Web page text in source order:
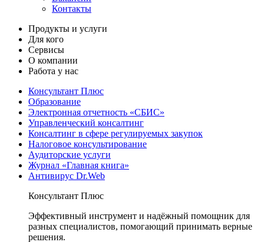
Контакты
Продукты и услуги
Для кого
Сервисы
О компании
Работа у нас
Консультант Плюс
Образование
Электронная отчетность «СБИС»
Управленческий консалтинг
Консалтинг в сфере регулируемых закупок
Налоговое консультирование
Аудиторские услуги
Журнал «Главная книга»
Антивирус Dr.Web
Консультант Плюс
Эффективный инструмент и надёжный помощник для
разных специалистов, помогающий принимать верные
решения.